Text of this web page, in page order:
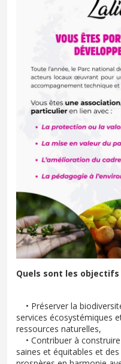
Quels sont les
• Préserver la
services écosystémiques
ressources naturelles,
• Contribuer à
saines et équitables et